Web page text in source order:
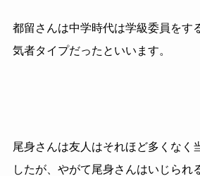
都留さんは中学時代は学級委員をす
気者タイプだったといいます。
尾身さんは友人はそれほど多くなく
したが、やがて尾身さんはいじられ